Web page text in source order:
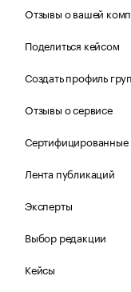
Отзывы о вашей
Поделиться кейсом
Создать профиль
Отзывы о сервисе
Сертифицированные
Лента публикаций
Эксперты
Выбор редакции
Кейсы